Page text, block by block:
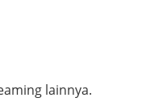
lainnya.